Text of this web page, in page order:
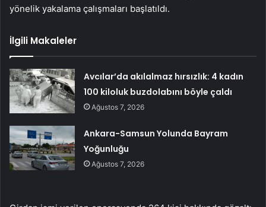
yönelik yakalama çalışmaları başlatıldı.
İlgili Makaleler
Avcılar’da akılalmaz hırsızlık: 4 kadın
100 kiloluk buzdolabını böyle çaldı
Ağustos 7, 2026
Ankara-Samsun Yolunda Bayram
Yoğunluğu
Ağustos 7, 2026